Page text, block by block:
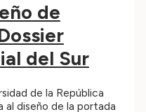
de
del Sur
de la República
al diseño de la portada